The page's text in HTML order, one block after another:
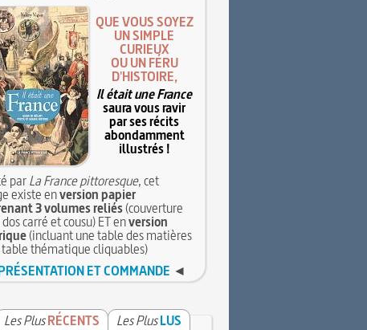
QUE VOUS SOYEZ
UN SIMPLE
CURIEUX
OU UN FÉRU
D'HISTOIRE,
Il était une France
saura vous ravir
par ses récits
abondamment
illustrés !
parLa France pittoresque, cet
existe enversion papier
3 volumes reliés(couverture
carré et cousu) ET enversion
(incluant une table des matières
thématique cliquables)
ET COMMANDE ◄
Les Plus RÉCENTS Les Plus LUS